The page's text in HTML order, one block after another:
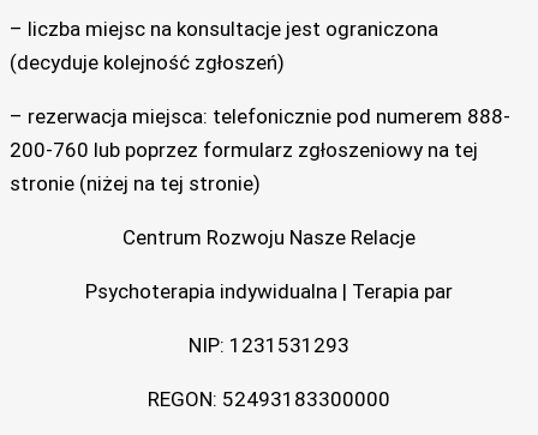
– liczba miejsc na konsultacje jest ograniczona
(decyduje kolejność zgłoszeń)
– rezerwacja miejsca: telefonicznie pod numerem 888-
200-760 lub poprzez formularz zgłoszeniowy na tej
stronie (niżej na tej stronie)
Centrum Rozwoju Nasze Relacje
Psychoterapia indywidualna | Terapia par
NIP: 1231531293
REGON: 52493183300000